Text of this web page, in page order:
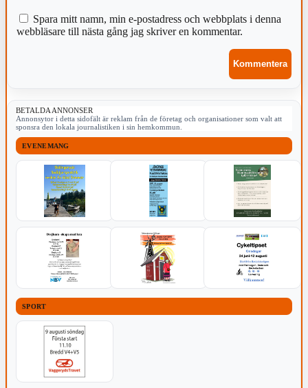
Spara mitt namn, min e-postadress och webbplats i denna
webbläsare till nästa gång jag skriver en kommentar.
BETALDA ANNONSER
Annonsytor i detta sidofält är reklam från de företag och organisationer som valt att
sponsra den lokala journalistiken i sin hemkommun.
EVENEMANG
SPORT